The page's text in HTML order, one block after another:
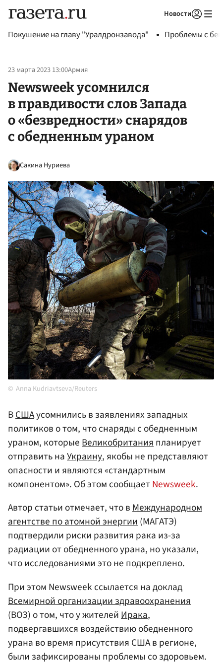
Новости
Покушение на главу "Уралдронзавода" Проблемы с
23 марта 2023 13:00Армия
Newsweek усомнился
в правдивости слов Запада
о «безвредности» снарядов
с обедненным ураном
Сакина Нуриева
Anna Kudriavtseva/Reuters
ВСШАусомнились в заявлениях западных
политиков о том, что снаряды с обедненным
ураном, которыеВеликобританияпланирует
отправить наУкраину, якобы не представляют
опасности и являются «стандартным
компонентом». Об этом сообщаетNewsweek.
Автор статьи отмечает, что вМеждународном
агентстве по атомной энергии(МАГАТЭ)
подтвердили риски развития рака из-за
радиации от обедненного урана, но указали,
что исследованиями это не подкреплено.
При этом Newsweek ссылается на доклад
Всемирной организации здравоохранения
(ВОЗ) о том, что у жителей Ирака,
подвергавшихся воздействию обедненного
урана во время присутствия США в регионе,
были зафиксированы проблемы со здоровьем.